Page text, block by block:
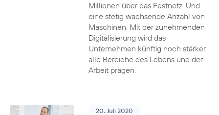
Millionen über das Festnetz. Und
eine stetig wachsende Anzahl von
Maschinen. Mit der zunehmenden
Digitalisierung wird das
Unternehmen künftig noch stärker
alle Bereiche des Lebens und der
Arbeit prägen.
20. Juli 2020